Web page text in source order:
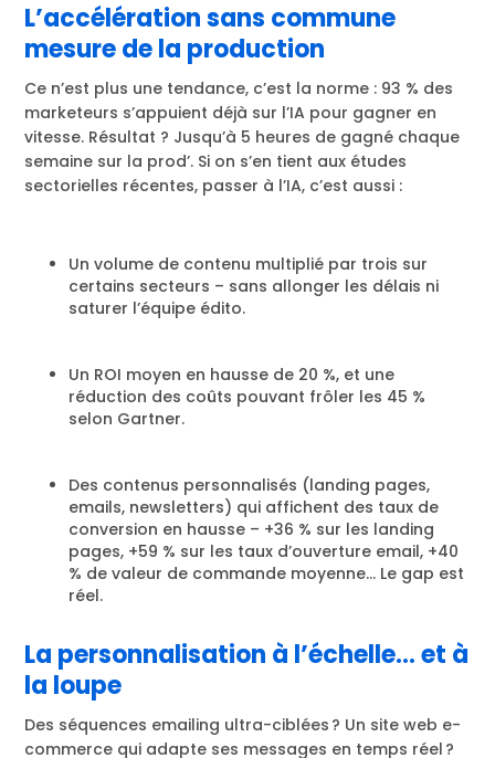
L’accélération sans commune
mesure de la production
Ce n’est plus une tendance, c’est la norme : 93 % des
marketeurs s’appuient déjà sur l’IA pour gagner en
vitesse. Résultat ? Jusqu’à 5 heures de gagné chaque
semaine sur la prod’. Si on s’en tient aux études
sectorielles récentes, passer à l’IA, c’est aussi :
Un volume de contenu multiplié par trois sur
certains secteurs – sans allonger les délais ni
saturer l’équipe édito.
Un ROI moyen en hausse de 20 %, et une
réduction des coûts pouvant frôler les 45 %
selon Gartner.
Des contenus personnalisés (landing pages,
emails, newsletters) qui affichent des taux de
conversion en hausse – +36 % sur les landing
pages, +59 % sur les taux d’ouverture email, +40
% de valeur de commande moyenne… Le gap est
réel.
La personnalisation à l’échelle… et à
la loupe
Des séquences emailing ultra-ciblées ? Un site web e-
commerce qui adapte ses messages en temps réel ?